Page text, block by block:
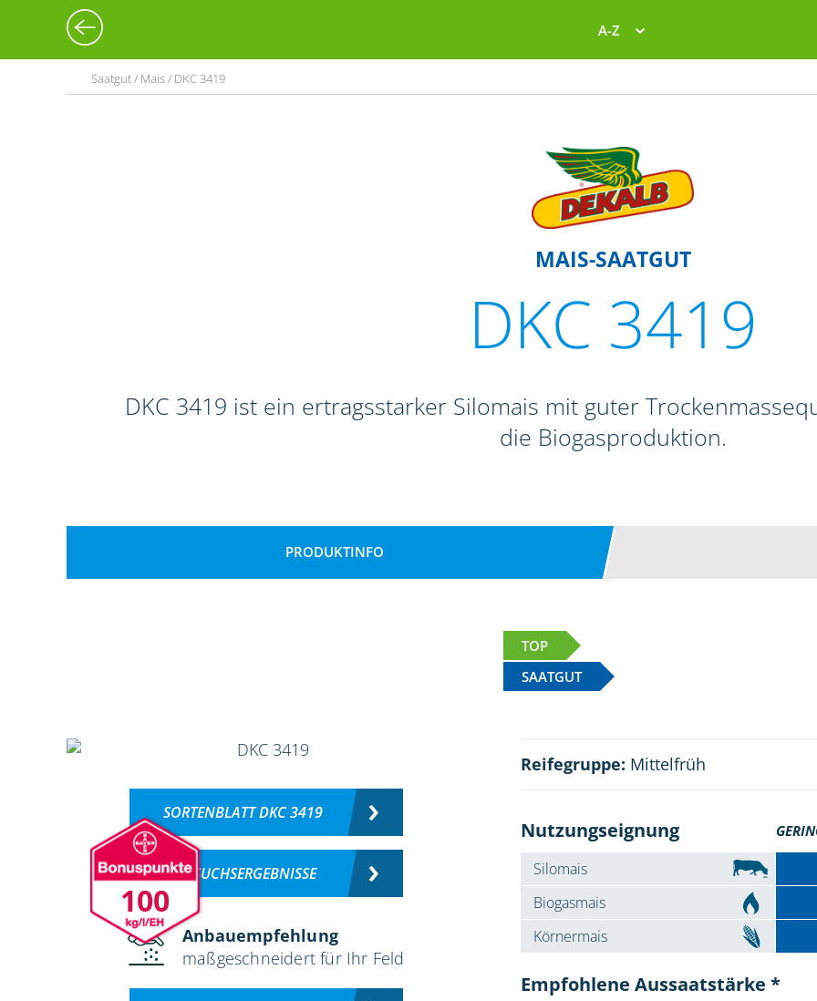
A-Z
Saatgut / Mais / DKC 3419
MAIS-SAATGUT
DKC 3419
DKC 3419 ist ein ertragsstarker Silomais mit guter
die Biogasproduktion.
PRODUKTINFO
TOP
SAATGUT
100
SORTENBLATT DKC 3419
VERSUCHSERGEBNISSE
Anbauempfehlung
maßgeschneidert für Ihr Feld
Reifegruppe: Mittelfrüh
Nutzungseignung
Silomais
Biogasmais
Körnermais
Empfohlene Aussaatstärke *